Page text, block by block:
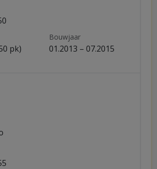
pk)
Bouwjaar
01.2013 – 07.2015